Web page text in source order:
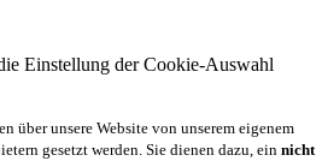
Einstellung der Cookie-Auswahl
über unsere Website von unserem eigenem
gesetzt werden. Sie dienen dazu, ein nicht